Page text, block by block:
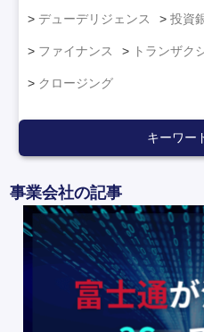
デューデリジェンス 投資
ファイナンス トランザク
クロージング
キーワー
事業会社の記事